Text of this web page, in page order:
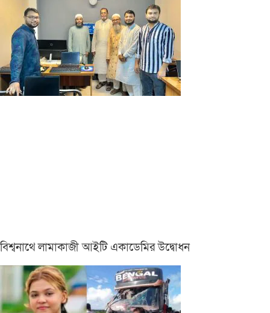
বিশ্বনাথে লামাকাজী আইটি একাডেমির উদ্বোধন